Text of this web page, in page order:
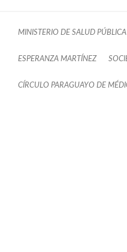
MINISTERIO DE SALUD
ESPERANZA MARTÍNEZ
CÍRCULO PARAGUAYO DE